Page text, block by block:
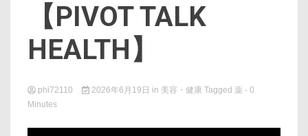
【PIVOT TALK
HEALTH】
phi72110 2026年6月19日 in 美容・健康 Tagged 薬 - 0
Minutes